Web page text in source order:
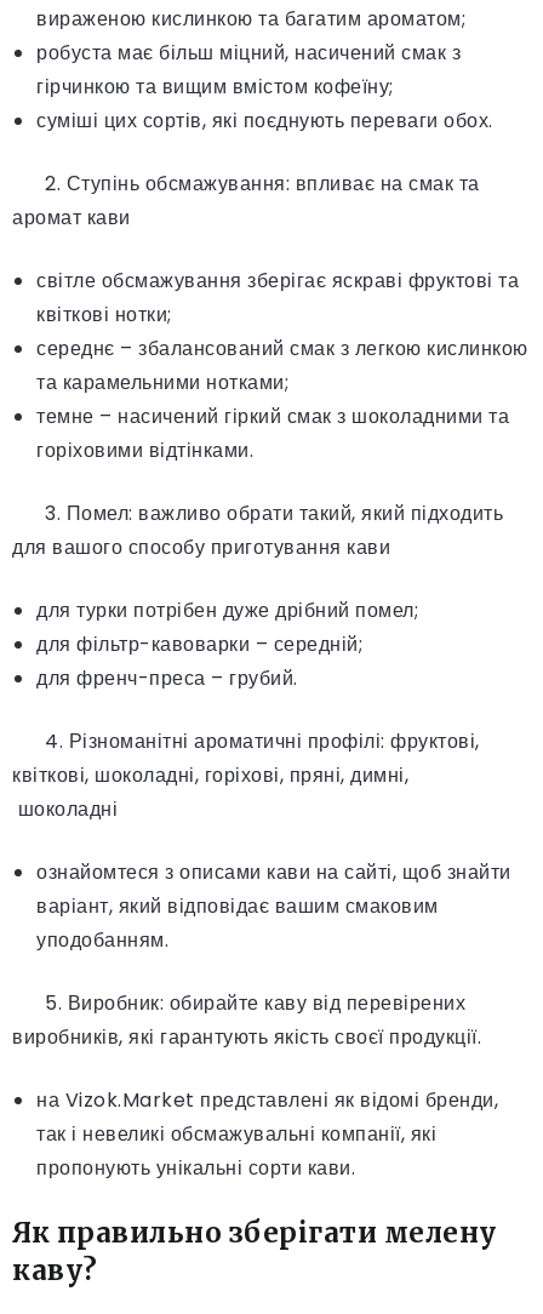
вираженою кислинкою та багатим ароматом;
робуста має більш міцний, насичений смак з
гірчинкою та вищим вмістом кофеїну;
суміші цих сортів, які поєднують переваги обох.
2. Ступінь обсмажування: впливає на смак та
аромат кави
світле обсмажування зберігає яскраві фруктові та
квіткові нотки;
середнє – збалансований смак з легкою кислинкою
та карамельними нотками;
темне – насичений гіркий смак з шоколадними та
горіховими відтінками.
3. Помел: важливо обрати такий, який підходить
для вашого способу приготування кави
для турки потрібен дуже дрібний помел;
для фільтр-кавоварки – середній;
для френч-преса – грубий.
4. Різноманітні ароматичні профілі: фруктові,
квіткові, шоколадні, горіхові, пряні, димні,
шоколадні
ознайомтеся з описами кави на сайті, щоб знайти
варіант, який відповідає вашим смаковим
уподобанням.
5. Виробник: обирайте каву від перевірених
виробників, які гарантують якість своєї продукції.
на Vizok.Market представлені як відомі бренди,
так і невеликі обсмажувальні компанії, які
пропонують унікальні сорти кави.
Як правильно зберігати мелену
каву?